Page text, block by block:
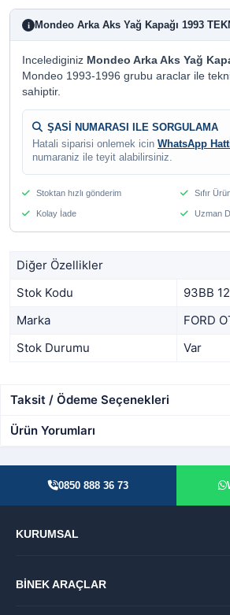
i Mondeo Arka Aks Yağ Kapağı 1993
Incelediginiz Mondeo Arka Aks Yağ
Mondeo 1993-1996 grubu araclar ile
sahiptir.
ŞASİ NUMARASI ILE SORGULAMA
Hatali siparisi onlemek icin WhatsApp
numaraniz ile teyit alabilirsiniz.
Stoktan hızlı gönderim Sıfır
Kolay İade Uzman
Diğer Özellikler
Stok Kodu
93BB
Marka
FORD
Stok Durumu
Var
Taksit / Ödeme Seçenekleri
Ürün Yorumları
0850 888 36 73
KURUMSAL
BİNEK ARAÇLAR